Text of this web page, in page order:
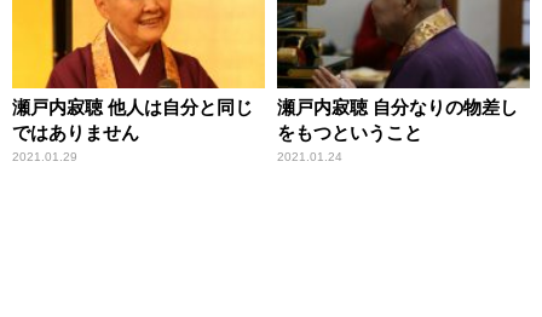
瀬戸内寂聴 他人は自分と同じ
ではありません
2021.01.29
瀬戸内寂聴 自分なりの物差し
をもつということ
2021.01.24